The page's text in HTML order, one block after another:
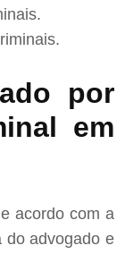
por
em
acordo com a
do advogado e